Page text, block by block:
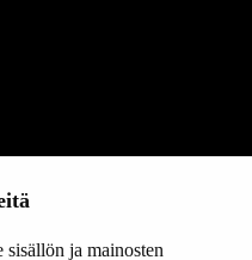
sisällön ja mainosten